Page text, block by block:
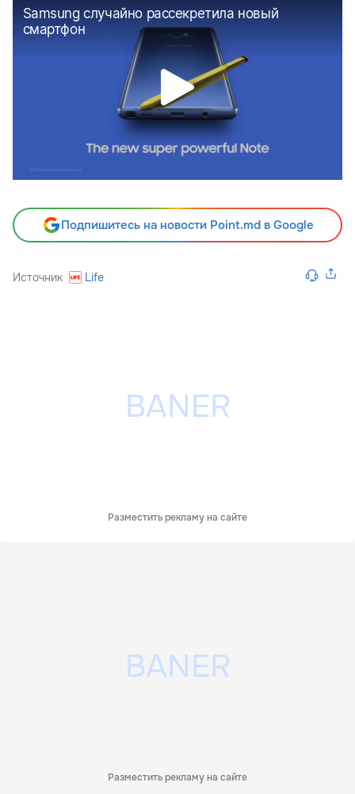
Подпишитесь на новости Point.md в Google
Источник Life
Разместить рекламу на сайте
Разместить рекламу на сайте